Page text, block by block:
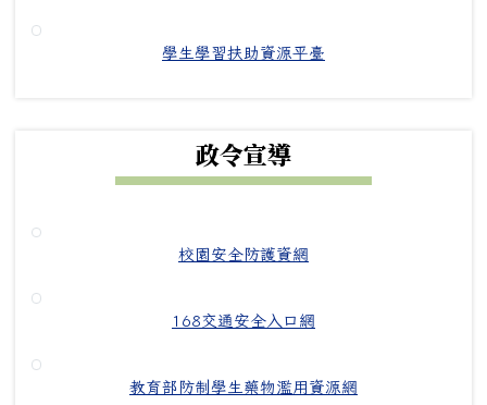
學生學習扶助資源平臺
政令宣導
校園安全防護資網
168交通安全入口網
教育部防制學生藥物濫用資源網